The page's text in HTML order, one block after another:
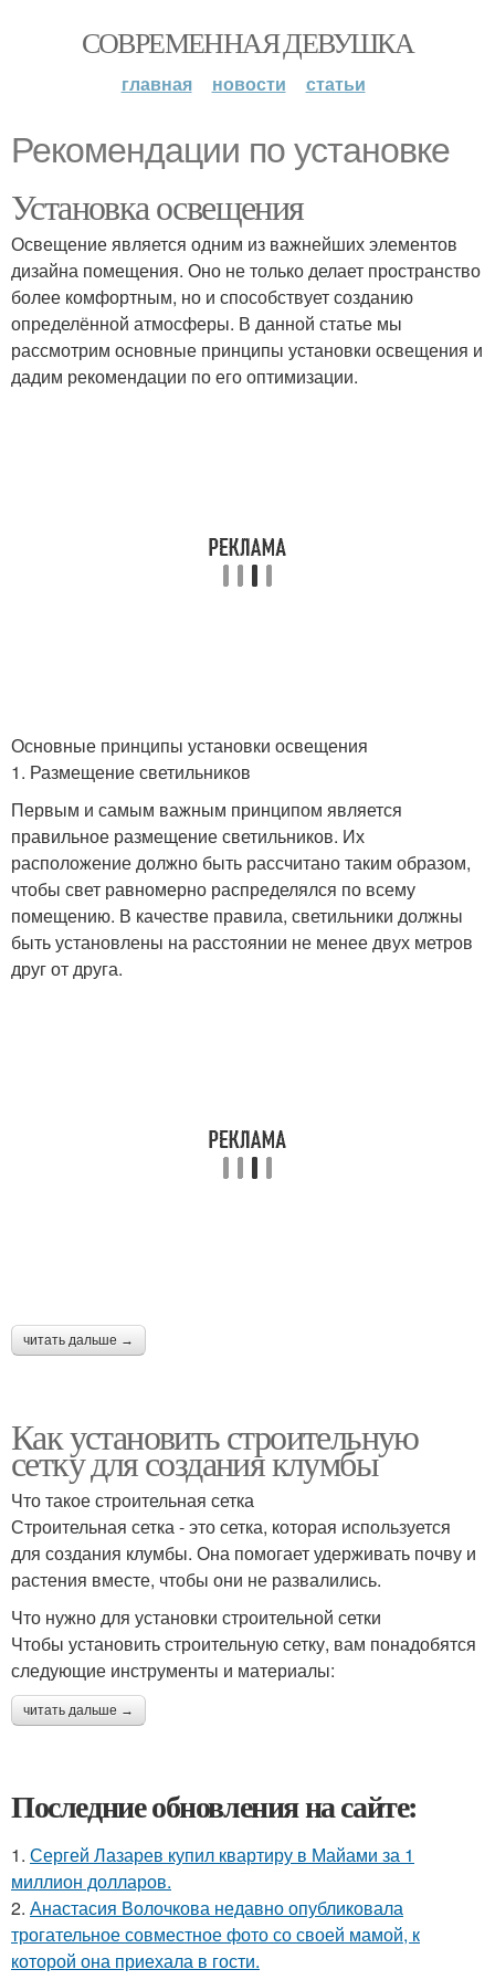
СОВРЕМЕННАЯ ДЕВУШКА
главная новости статьи
Рекомендации по установке
Установка освещения
Освещение является одним из важнейших элементов
дизайна помещения. Оно не только делает пространство
более комфортным, но и способствует созданию
определённой атмосферы. В данной статье мы
рассмотрим основные принципы установки освещения и
дадим рекомендации по его оптимизации.
Основные принципы установки освещения
1. Размещение светильников
Первым и самым важным принципом является
правильное размещение светильников. Их
расположение должно быть рассчитано таким образом,
чтобы свет равномерно распределялся по всему
помещению. В качестве правила, светильники должны
быть установлены на расстоянии не менее двух метров
друг от друга.
читать дальше →
Как установить строительную
сетку для создания клумбы
Что такое строительная сетка
Строительная сетка - это сетка, которая используется
для создания клумбы. Она помогает удерживать почву и
растения вместе, чтобы они не развалились.
Что нужно для установки строительной сетки
Чтобы установить строительную сетку, вам понадобятся
следующие инструменты и материалы:
читать дальше →
Последние обновления на сайте:
1. Сергей Лазарев купил квартиру в Майами за 1
миллион долларов.
2. Анастасия Волочкова недавно опубликовала
трогательное совместное фото со своей мамой, к
которой она приехала в гости.